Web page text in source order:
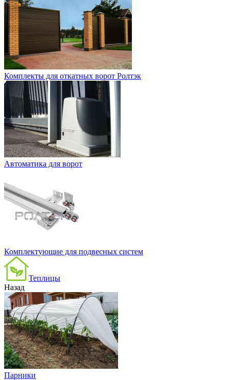
Комплекты для откатных ворот Ролтэк
Автоматика для ворот
Комплектующие для подвесных систем
Теплицы
Назад
Парники